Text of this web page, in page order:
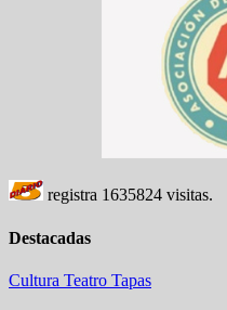
registra 1635824 visitas.
Destacadas
Cultura Teatro Tapas